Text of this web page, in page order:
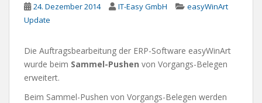
24. Dezember 2014 IT-Easy GmbH
easyWinArt
Update
Die Auftragsbearbeitung der ERP-Software easyWinArt
wurde beim Sammel-Pushen von Vorgangs-Belegen
erweitert.
Beim Sammel-Pushen von Vorgangs-Belegen werden